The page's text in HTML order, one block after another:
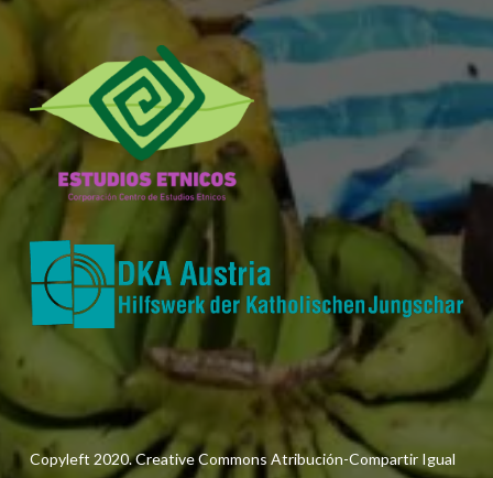
Copyleft 2020. Creative Commons Atribución-Compartir Igual